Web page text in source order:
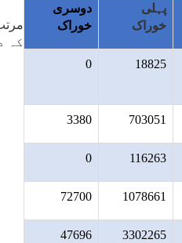
پہلی
خوراک
دوسری
خوراک
18825
0
703051
3380
116263
0
1078661
72700
3302265
47696
کہ